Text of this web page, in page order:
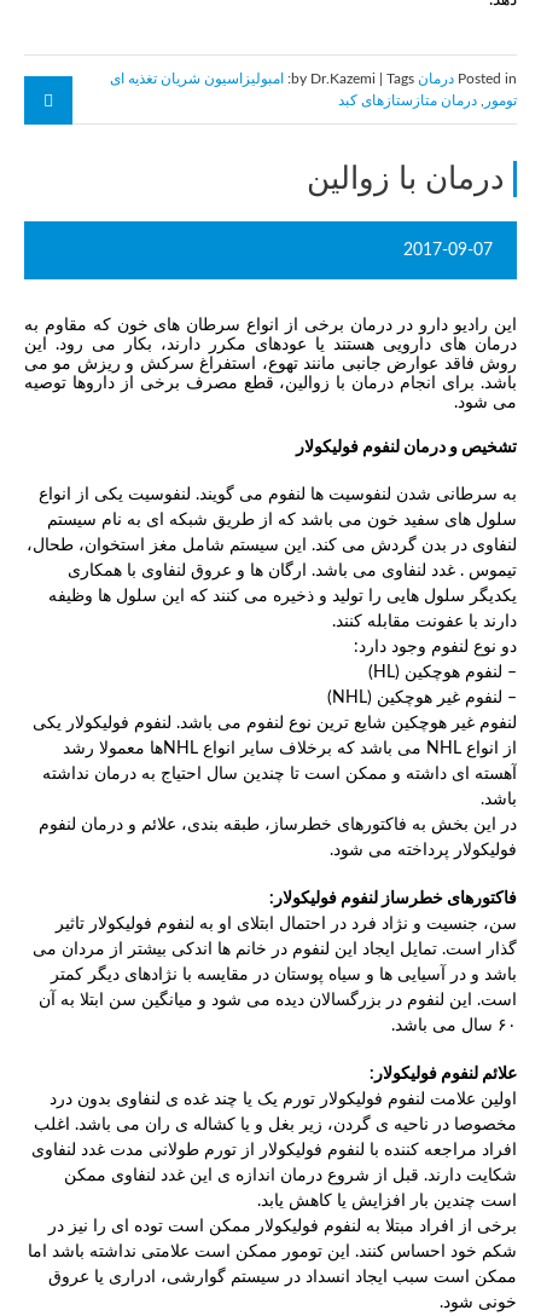
Posted in درمان
امبولیزاسیون شریان تغذیه ای
تومور
درمان متازستازهای کبد
درمان با زوالین
2017-09-07
این رادیو دارو در درمان برخی از انواع سرطان های خون که مقاوم به
درمان های دارویی هستند یا عودهای مکرر دارند، بکار می رود. این
روش فاقد عوارض جانبی مانند تهوع، استفراغ سرکش و ریزش مو می
باشد. برای انجام درمان با زوالین، قطع مصرف برخی از داروها توصیه
می شود.
تشخیص و درمان لنفوم فولیکولار
به سرطانی شدن لنفوسیت ها لنفوم می گویند. لنفوسیت یکی از انواع
سلول های سفید خون می باشد که از طریق شبکه ای به نام سیستم
لنفاوی در بدن گردش می کند. این سیستم شامل مغز استخوان، طحال،
تیموس . غدد لنفاوی می باشد. ارگان ها و عروق لنفاوی با همکاری
یکدیگر سلول هایی را تولید و ذخیره می کنند که این سلول ها وظیفه
دارند با عفونت مقابله کنند.
دو نوع لنفوم وجود دارد:
– لنفوم هوچکین (HL)
– لنفوم غیر هوچکین (NHL)
لنفوم غیر هوچکین شایع ترین نوع لنفوم می باشد. لنفوم فولیکولار یکی
از انواع NHL می باشد که برخلاف سایر انواع NHLها معمولا رشد
آهسته ای داشته و ممکن است تا چندین سال احتیاج به درمان نداشته
باشد.
در این بخش به فاکتورهای خطرساز، طبقه بندی، علائم و درمان لنفوم
فولیکولار پرداخته می شود.
فاکتورهای خطرساز لنفوم فولیکولار:
سن، جنسیت و نژاد فرد در احتمال ابتلای او به لنفوم فولیکولار تاثیر
گذار است. تمایل ایجاد این لنفوم در خانم ها اندکی بیشتر از مردان می
باشد و در آسیایی ها و سیاه پوستان در مقایسه با نژادهای دیگر کمتر
است. این لنفوم در بزرگسالان دیده می شود و میانگین سن ابتلا به آن
۶۰ سال می باشد.
علائم لنفوم فولیکولار:
اولین علامت لنفوم فولیکولار تورم یک یا چند غده ی لنفاوی بدون درد
مخصوصا در ناحیه ی گردن، زیر بغل و یا کشاله ی ران می باشد. اغلب
افراد مراجعه کننده با لنفوم فولیکولار از تورم طولانی مدت غدد لنفاوی
شکایت دارند. قبل از شروع درمان اندازه ی این غدد لنفاوی ممکن
است چندین بار افزایش یا کاهش یابد.
برخی از افراد مبتلا به لنفوم فولیکولار ممکن است توده ای را نیز در
شکم خود احساس کنند. این تومور ممکن است علامتی نداشته باشد اما
ممکن است سبب ایجاد انسداد در سیستم گوارشی، ادراری یا عروق
خونی شود.